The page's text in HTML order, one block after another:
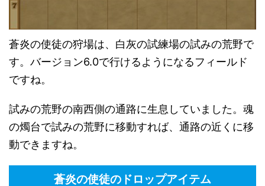
蒼炎の使徒の狩場は、白灰の試練場の試みの荒野で
す。バージョン6.0で行けるようになるフィールド
ですね。
試みの荒野の南西側の通路に生息していました。魂
の燭台で試みの荒野に移動すれば、通路の近くに移
動できますね。
蒼炎の使徒のドロップアイテム